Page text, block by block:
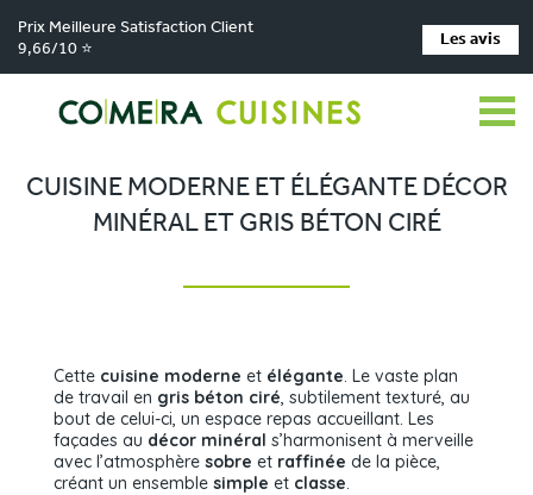
Prix Meilleure Satisfaction Client
9,66/10 ⭐
Les avis
Comera Cuisines > Nos magasins de cuisine > Cuisiniste MONTBRISON >
Réalisations > Cuisine moderne et élégante décor minéral et gris béton ciré
CUISINE MODERNE ET ÉLÉGANTE DÉCOR
MINÉRAL ET GRIS BÉTON CIRÉ
Cette cuisine moderne et élégante. Le vaste plan
de travail en gris béton ciré, subtilement texturé, au
bout de celui-ci, un espace repas accueillant. Les
façades au décor minéral s’harmonisent à merveille
avec l’atmosphère sobre et raffinée de la pièce,
créant un ensemble simple et classe.